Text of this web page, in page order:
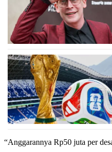
“Anggarannya Rp50 juta per